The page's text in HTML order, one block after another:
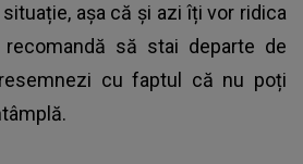
așa că și azi îți vor ridica
să stai departe de
cu faptul că nu poți